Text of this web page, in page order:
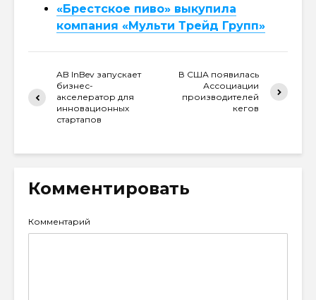
«Брестское пиво» выкупила
компания «Мульти Трейд Групп»
AB InBev запускает
бизнес-
акселератор для
инновационных
стартапов
В США появилась
Ассоциации
производителей
кегов
Комментировать
Комментарий